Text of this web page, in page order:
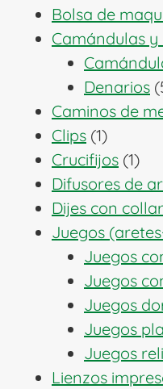
Bolsa de
Camándulas
Denarios
Caminos de
Clips 11
producto
Crucifijos 11
Difusores de
Dijes con
Juegos
Juegos
Juegos
Juegos
Juegos
Juegos
Lienzos